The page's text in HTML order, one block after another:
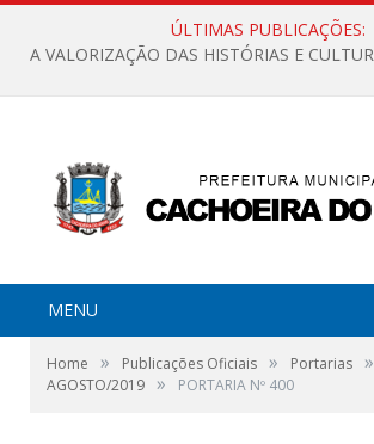
ÚLTIMAS PUBLICAÇÕES:
MENU
Home » Publicações Oficiais » Portarias »
AGOSTO/2019 » PORTARIA Nº 400